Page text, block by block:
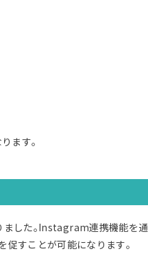
ます｡
ました｡Instagram連携機能を通
促すことが可能になります｡